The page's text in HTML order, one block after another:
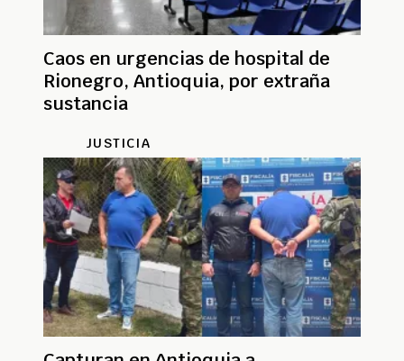
Caos en urgencias de hospital de
Rionegro, Antioquia, por extraña
sustancia
JUSTICIA